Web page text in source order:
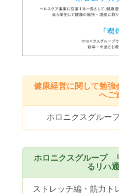
[プレスリリース]無痛分娩
[プレスリリース]今月の
以上の男性におすすめし
で早期発見を！前立腺が
（金）14:00～（約30分）
2026年6月2日
[プレスリリース]腰痛予防
[プレスリリース]AI活用
クSOPHIAでmiSignal®提
[プレスリリース]病気に
点オープン
健康経営に関して勉強
へご
ホロニクスグルー
ホロニクスグループ
るリハ
ストレッチ編・筋力ト